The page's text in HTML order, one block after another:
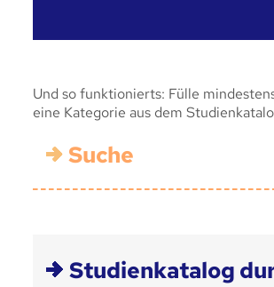
Und so funktionierts: Fülle
eine Kategorie aus dem
Suche
Studienkatalog